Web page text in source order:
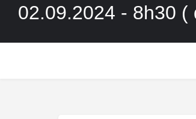
02.09.2024 - 8h30 (